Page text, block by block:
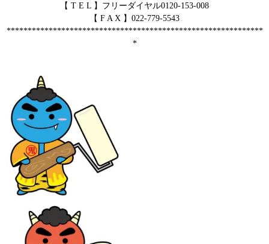
【 T E L 】フリーダイヤル0120-153-008
【 F A X 】022-779-5543
*************************************************************
*